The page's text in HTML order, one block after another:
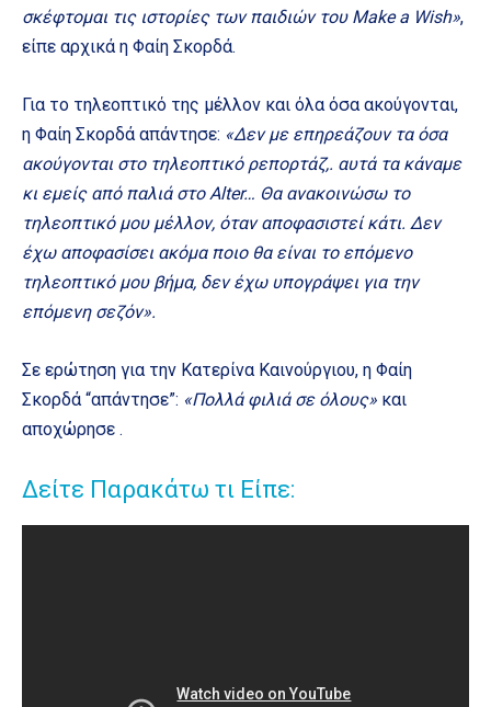
σκέφτομαι τις ιστορίες των παιδιών του Make a Wish»,
είπε αρχικά η Φαίη Σκορδά.
Για το τηλεοπτικό της μέλλον και όλα όσα ακούγονται,
η Φαίη Σκορδά απάντησε: «Δεν με επηρεάζουν τα όσα
ακούγονται στο τηλεοπτικό ρεπορτάζ,. αυτά τα κάναμε
κι εμείς από παλιά στο Alter… Θα ανακοινώσω το
τηλεοπτικό μου μέλλον, όταν αποφασιστεί κάτι. Δεν
έχω αποφασίσει ακόμα ποιο θα είναι το επόμενο
τηλεοπτικό μου βήμα, δεν έχω υπογράψει για την
επόμενη σεζόν».
Σε ερώτηση για την Κατερίνα Καινούργιου, η Φαίη
Σκορδά “απάντησε”: «Πολλά φιλιά σε όλους» και
αποχώρησε .
Δείτε Παρακάτω τι Είπε: